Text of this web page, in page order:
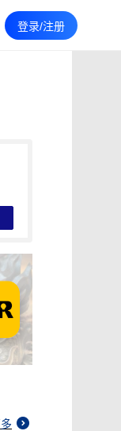
登录/注册